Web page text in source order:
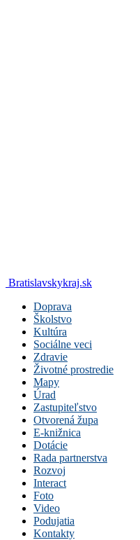
Bratislavskykraj.sk
Doprava
Školstvo
Kultúra
Sociálne veci
Zdravie
Životné prostredie
Mapy
Úrad
Zastupiteľstvo
Otvorená župa
E-knižnica
Dotácie
Rada partnerstva
Rozvoj
Interact
Foto
Video
Podujatia
Kontakty